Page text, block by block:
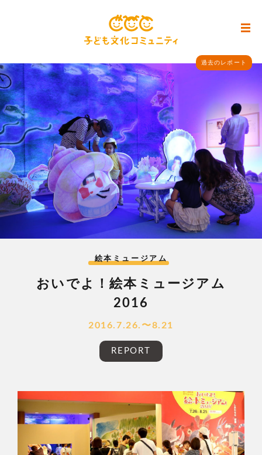
過去のレポート
絵本ミュージアム
おいでよ！絵本ミュージアム
2016
2016.7.26.〜8.21
REPORT